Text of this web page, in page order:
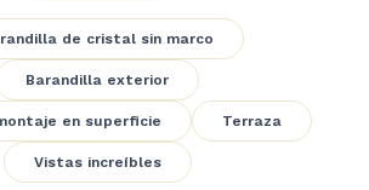
de cristal sin marco
Barandilla exterior
en superficie Terraza
Vistas increíbles